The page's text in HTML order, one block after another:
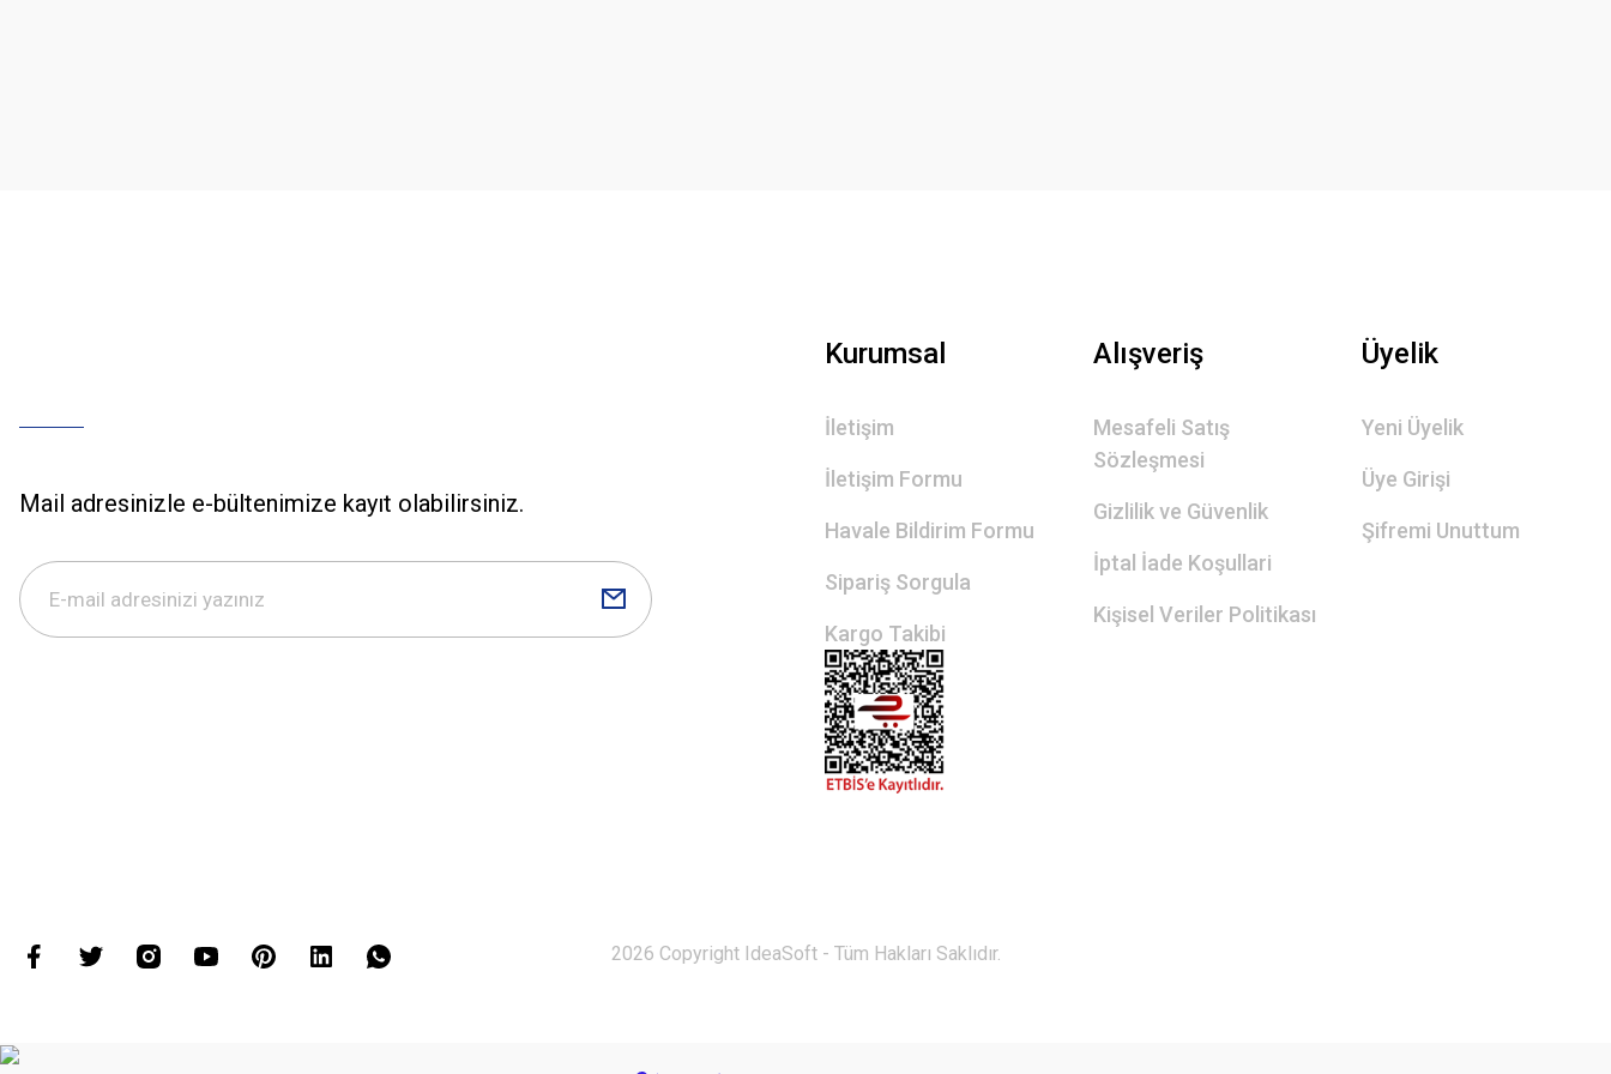
Mail adresinizle e-bültenimize kayıt olabilirsiniz.
Kurumsal
İletişim
İletişim Formu
Havale Bildirim Formu
Sipariş Sorgula
Kargo Takibi
Alışveriş
Mesafeli Satış
Sözleşmesi
Gizlilik ve Güvenlik
İptal İade Koşullari
Kişisel Veriler Politikası
Üyelik
Yeni Üyelik
Üye Girişi
Şifremi Unuttum
2026 Copyright IdeaSoft - Tüm Hakları Saklıdır.